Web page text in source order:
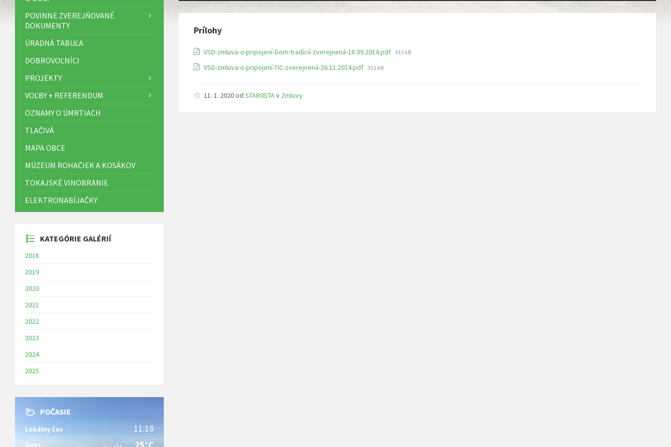
Prílohy
VSD-zmluva-o-pripojení-Dom-tradícií-zverejnená-18.09.2014.pdf Veľkosť
413 kB
VSD-zmluva-o-pripojení-TIC-zverejnená-26.11.2014.pdf Veľkosť
351 kB
11. 1. 2020odSTAR0STAv Zmluvy
POVINNE ZVEREJŇOVANÉ
DOKUMENTY
ÚRADNÁ TABUĽA
DOBROVOĽNÍCI
PROJEKTY
VOĽBY + REFERENDUM
OZNAMY O ÚMRTIACH
TLAČIVÁ
MAPA OBCE
MÚZEUM ROHAČIEK A KOSÁKOV
TOKAJSKÉ VINOBRANIE
ELEKTRONABÍJAČKY
KATEGÓRIE GALÉRIÍ
2018
2019
2020
2021
2022
2023
2024
2025
POČASIE
Lokálny čas 11:18
Dnes 25°C